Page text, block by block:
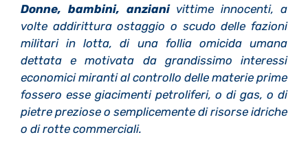
Donne, bambini, anzianivittime innocenti, a
volte addirittura ostaggio o scudo delle fazioni
militari in lotta, di una follia omicida umana
dettata e motivata da grandissimo interessi
economici miranti al controllo delle materie prime
fossero esse giacimenti petroliferi, o di gas, o di
pietre preziose o semplicemente di risorse idriche
o di rotte commerciali.